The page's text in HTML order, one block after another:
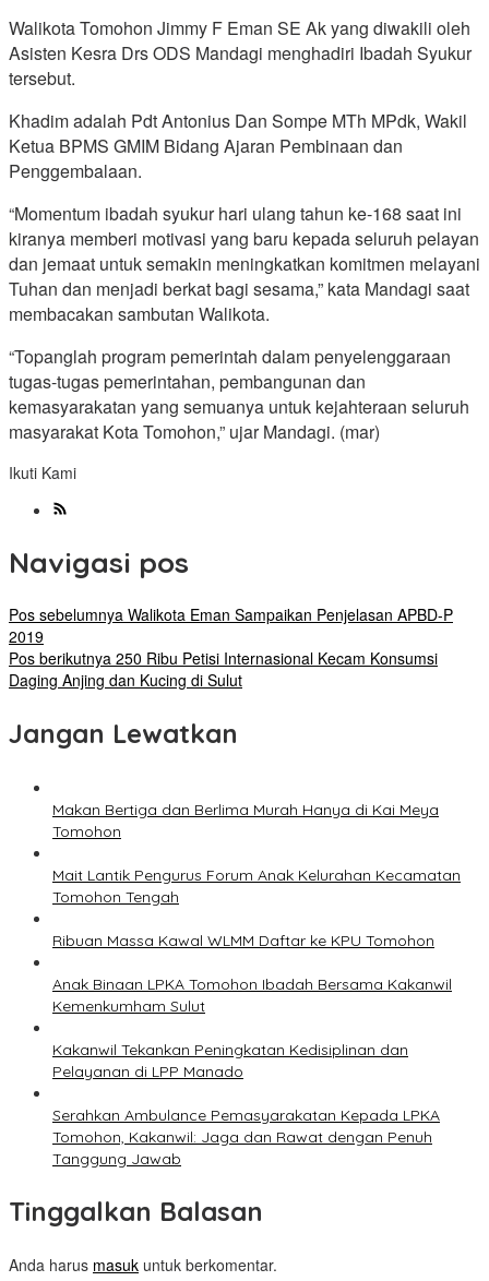
Walikota Tomohon Jimmy F Eman SE Ak yang diwakili oleh
Asisten Kesra Drs ODS Mandagi menghadiri Ibadah Syukur
tersebut.
Khadim adalah Pdt Antonius Dan Sompe MTh MPdk, Wakil
Ketua BPMS GMIM Bidang Ajaran Pembinaan dan
Penggembalaan.
“Momentum ibadah syukur hari ulang tahun ke-168 saat ini
kiranya memberi motivasi yang baru kepada seluruh pelayan
dan jemaat untuk semakin meningkatkan komitmen melayani
Tuhan dan menjadi berkat bagi sesama,” kata Mandagi saat
membacakan sambutan Walikota.
“Topanglah program pemerintah dalam penyelenggaraan
tugas-tugas pemerintahan, pembangunan dan
kemasyarakatan yang semuanya untuk kejahteraan seluruh
masyarakat Kota Tomohon,” ujar Mandagi. (mar)
Ikuti Kami
Navigasi pos
Pos sebelumnya Walikota Eman Sampaikan Penjelasan APBD-P
2019
Pos berikutnya 250 Ribu Petisi Internasional Kecam Konsumsi
Daging Anjing dan Kucing di Sulut
Jangan Lewatkan
Makan Bertiga dan Berlima Murah Hanya di Kai Meya
Tomohon
Mait Lantik Pengurus Forum Anak Kelurahan Kecamatan
Tomohon Tengah
Ribuan Massa Kawal WLMM Daftar ke KPU Tomohon
Anak Binaan LPKA Tomohon Ibadah Bersama Kakanwil
Kemenkumham Sulut
Kakanwil Tekankan Peningkatan Kedisiplinan dan
Pelayanan di LPP Manado
Serahkan Ambulance Pemasyarakatan Kepada LPKA
Tomohon, Kakanwil: Jaga dan Rawat dengan Penuh
Tanggung Jawab
Tinggalkan Balasan
Anda harus masuk untuk berkomentar.